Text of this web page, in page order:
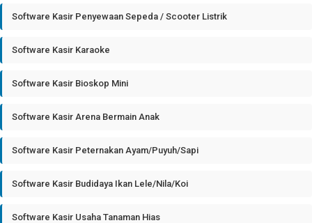
Software Kasir Penyewaan Sepeda / Scooter Listrik
Software Kasir Karaoke
Software Kasir Bioskop Mini
Software Kasir Arena Bermain Anak
Software Kasir Peternakan Ayam/Puyuh/Sapi
Software Kasir Budidaya Ikan Lele/Nila/Koi
Software Kasir Usaha Tanaman Hias